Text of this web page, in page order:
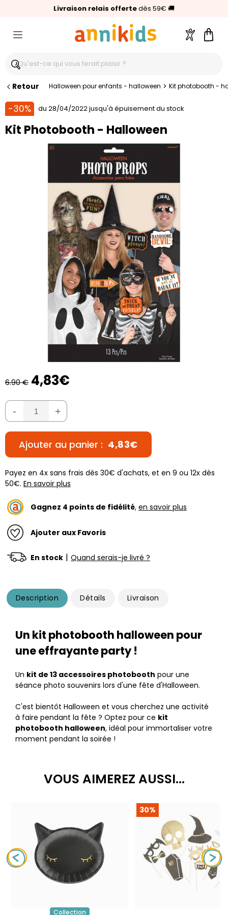
Livraison relais offertedès 59€ 🚚
🥇Palmarès Capital 2025 :Annikids N°1
⭐⭐⭐⭐⭐4,6/5(24 000 avis clients)
Compte
Retour Halloween pour enfants - halloween > Kit photobooth -
-30% du 28/04/2022 jusqu'à épuisement du stock
Kit Photobooth - Halloween
6.90 € 4,83€
- +
Ajouter au panier : 4,83€
Payez en 4x sans frais dès 30€ d'achats, et en 9 ou 12x dès
50€. En savoir plus
Gagnez 4 points de fidélité, en savoir plus
Ajouter aux Favoris
En stock | Quand serais-je livré ?
Description Détails Livraison
Un kit photobooth halloween pour
une effrayante party !
Un kit de 13 accessoires photobooth pour une
séance photo souvenirs lors d'une fête d'Halloween.
C'est bientôt Halloween et vous cherchez une activité
à faire pendant la fête ? Optez pour ce kit
photobooth halloween, idéal pour immortaliser votre
moment pendant la soirée !
VOUS AIMEREZ AUSSI...
Collection
30%